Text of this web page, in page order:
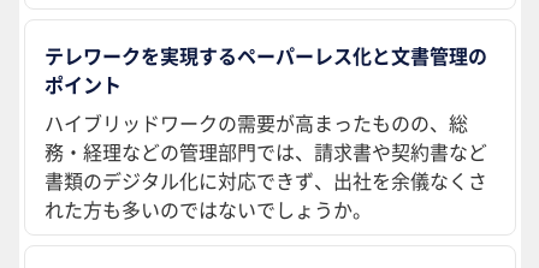
テレワークを実現するペーパーレス化と文書管理の
ポイント
ハイブリッドワークの需要が高まったものの、総
務・経理などの管理部門では、請求書や契約書など
書類のデジタル化に対応できず、出社を余儀なくさ
れた方も多いのではないでしょうか。